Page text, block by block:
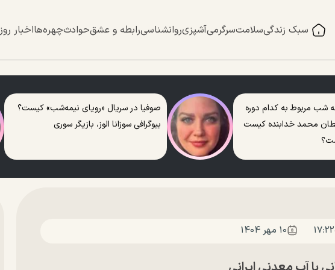
سبک زندگیسلامتسرگرمیآشپزیروانشناسیرابطه و عشقحوادثچهره‌هااخبار روز
شب مربوط به کدام دوره
محمد خدابنده کیست
صوفیا در سریال «رویای نیمه‌شب» کیست؟
بیوگرافی سوزانا الوز، بازیگر سوری
۱۷:۲۲ ۱۰ مهر ۱۴۰۴